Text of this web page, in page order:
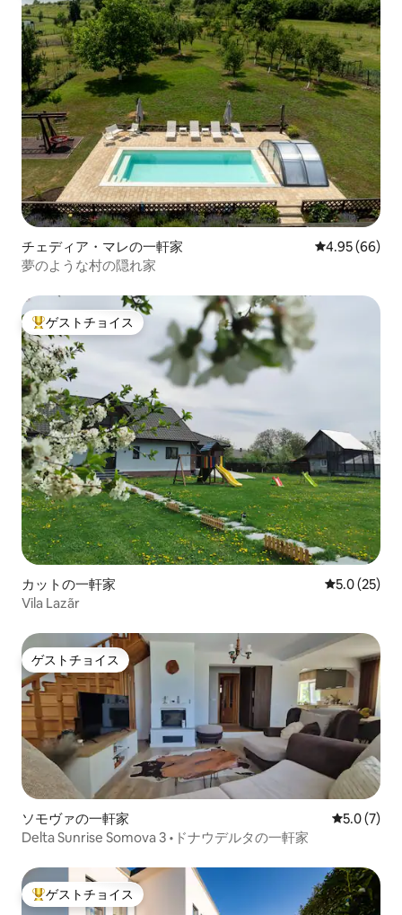
チェディア・マレの一軒家 レビュー66
4.95 (66)
夢のような村の隠れ家
大好評のゲストチョイスです。
ゲストチョイス
カットの一軒家 レビュー25
5.0 (25)
Vila Lazãr
ゲストチョイス
ゲストチョイス
ソモヴァの一軒家 レビュー7
5.0 (7)
Delta Sunrise Somova 3 •ドナウデルタの一軒家
大好評のゲストチョイスです。
ゲストチョイス